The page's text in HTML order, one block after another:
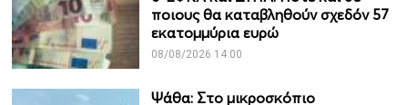
ποιους θα καταβληθούν σχεδόν 57
εκατομμύρια ευρώ
08/08/2026 14:00
Ψάθα: Στο μικροσκόπιο